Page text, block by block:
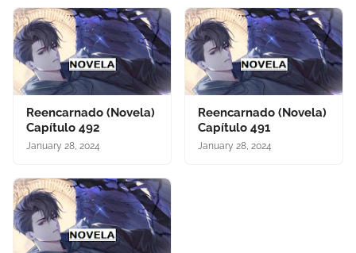
Reencarnado (Novela)
Capítulo 492
January 28, 2024
Reencarnado (Novela)
Capítulo 491
January 28, 2024